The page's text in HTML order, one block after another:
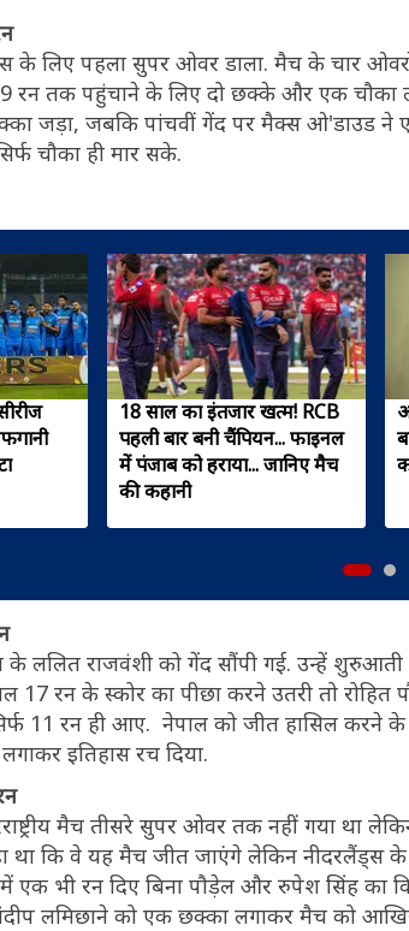
के लिए पहला सुपर ओवर डाला. मैच के चार
रन तक पहुंचाने के लिए दो छक्के और एक चौका
जड़ा, जबकि पांचवीं गेंद पर मैक्स ओ'डाउड ने
चौका ही मार सके.
18 साल का इंतजार खत्म! RCB
पहली बार बनी चैंपियन... फाइनल
में पंजाब को हराया... जानिए मैच
की कहानी
ललित राजवंशी को गेंद सौंपी गई. उन्हें शुरुआती
17 रन के स्कोर का पीछा करने उतरी तो
11 रन ही आए. नेपाल को जीत हासिल करने
इतिहास रच दिया.
मैच तीसरे सुपर ओवर तक नहीं गया था
था कि वे यह मैच जीत जाएंगे लेकिन नीदरलैंड्स
एक भी रन दिए बिना पौड़ेल और रुपेश सिंह का
लमिछाने को एक छक्का लगाकर मैच को